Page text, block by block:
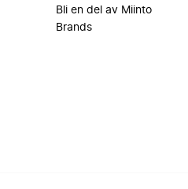
Bli en del av Miinto
Brands